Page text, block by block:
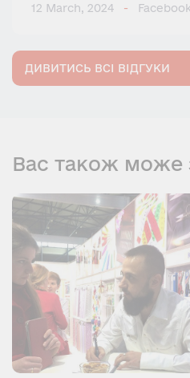
12 March, 2024 Facebook
ДИВИТИСЬ ВСІ ВІДГУКИ
Вас також може